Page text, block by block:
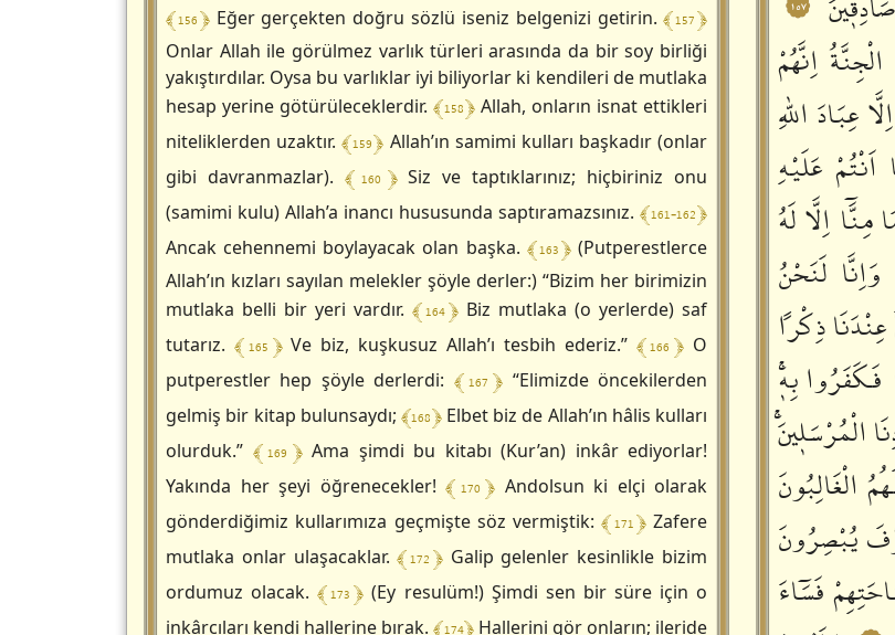
﴾ 156 ﴿Eğer gerçekten doğru sözlü iseniz belgenizi getirin.﴾ 157 ﴿
Onlar Allah ile görülmez varlık türleri arasında da bir soy birliği
yakıştırdılar. Oysa bu varlıklar iyi biliyorlar ki kendileri de mutlaka
hesap yerine götürüleceklerdir. ﴾ 158 ﴿ Allah, onların isnat ettikleri
niteliklerden uzaktır.﴾ 159 ﴿ Allah’ın samimi kulları başkadır (onlar
gibi davranmazlar). ﴾ 160 ﴿Siz ve taptıklarınız; hiçbiriniz onu
(samimi kulu) Allah’a inancı hususunda saptıramazsınız. ﴾ 161-162 ﴿
Ancak cehennemi boylayacak olan başka. ﴾ 163 ﴿(Putperestlerce
Allah’ın kızları sayılan melekler şöyle derler:) “Bizim her birimizin
mutlaka belli bir yeri vardır. ﴾ 164 ﴿ Biz mutlaka (o yerlerde) saf
tutarız. ﴾ 165 ﴿Ve biz, kuşkusuz Allah’ı tesbih ederiz.” ﴾ 166 ﴿ O
putperestler hep şöyle derlerdi: ﴾ 167 ﴿ “Elimizde öncekilerden
gelmiş bir kitap bulunsaydı; ﴾ 168 ﴿Elbet biz de Allah’ın hâlis kulları
olurduk.” ﴾ 169 ﴿Ama şimdi bu kitabı (Kur’an) inkâr ediyorlar!
Yakında her şeyi öğrenecekler! ﴾ 170 ﴿ Andolsun ki elçi olarak
gönderdiğimiz kullarımıza geçmişte söz vermiştik:﴾ 171 ﴿Zafere
mutlaka onlar ulaşacaklar.﴾ 172 ﴿Galip gelenler kesinlikle bizim
ordumuz olacak.﴾ 173 ﴿ (Ey resulüm!) Şimdi sen bir süre için o
inkârcıları kendi hallerine bırak.
Hallerini gör onların; ileride
اِنَّهُمْ
اِلَّا عِبَادَ اللّٰهِ
اَنْتُمْ عَلَيْهِ
مِنَّٓا اِلَّا لَهُ
وَاِنَّا لَنَحْنُ
ذِ كْراً
فَكَفَرُوا بِهٖۚ
الْمُرْسَلٖينَۚ
الْغَالِبُونَ
يُبْصِرُونَ
فَسَٓاءَ